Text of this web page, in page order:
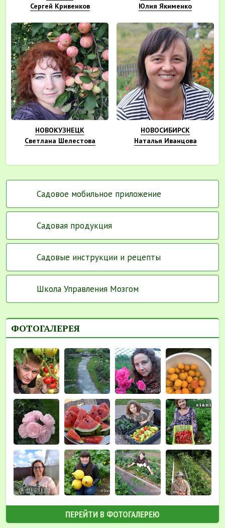
Сергей Кривенков Юлия Якименко
НОВОКУЗНЕЦК
Светлана Шелестова
НОВОСИБИРСК
Наталья Иванцова
Садовое мобильное приложение
Садовая продукция
Садовые инструкции и рецепты
Школа Управления Мозгом
ФОТОГАЛЕРЕЯ
ПЕРЕЙТИ В ФОТОГАЛЕРЕЮ